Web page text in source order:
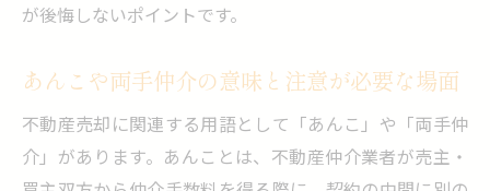
が後悔しないポイントです。
あんこや両手仲介の意味と注意が必要な場面
不動産売却に関連する用語として「あんこ」や「両手仲
介」があります。あんことは、不動産仲介業者が売主・